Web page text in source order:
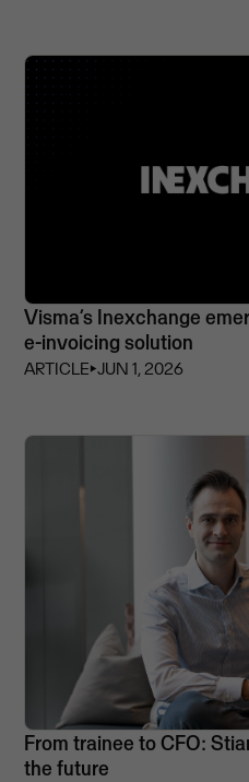
Visma’s Inexchange
e-invoicing solution
ARTICLE⏵JUN 1, 2026
From trainee to CFO:
the future